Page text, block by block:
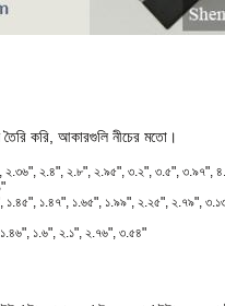
করি, আকারগুলি নীচের মতো।
২.৩৬", ২.৪", ২.৮", ২.৯৫", ৩.২", ৩.৫", ৩.৯৭",
১.৪৭", ১.৬৫", ১.৯৯", ২.২৫", ২.৭৯",
১.৬", ২.১", ২.৭৬", ৩.৫৪"